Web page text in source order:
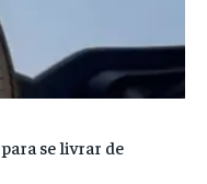
se livrar de